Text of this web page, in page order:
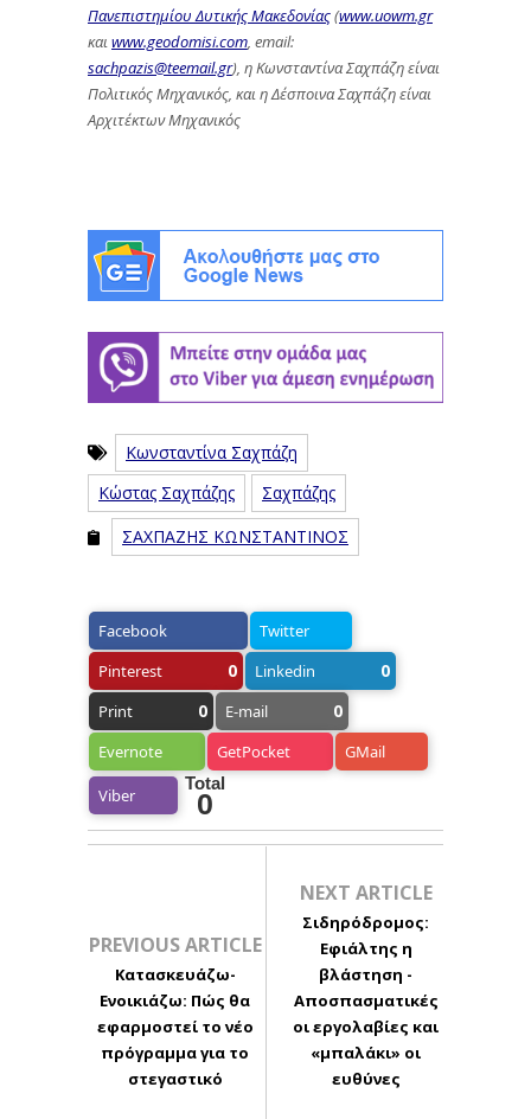
Πανεπιστημίου Δυτικής Μακεδονίας(www.uowm.gr
και www.geodomisi.com , email:
sachpazis@teemail.gr), η Κωνσταντίνα Σαχπάζη είναι
Πολιτικός Μηχανικός, και η Δέσποινα Σαχπάζη είναι
Αρχιτέκτων Μηχανικός
Κωνσταντίνα Σαχπάζη
Κώστας Σαχπάζης
Σαχπάζης
ΣΑΧΠΑΖΗΣ ΚΩΝΣΤΑΝΤΙΝΟΣ
Facebook
Twitter
Pinterest
0 Linkedin 0
Print 0 E-mail 0
Evernote GetPocket GMail
Viber
Total
0
PREVIOUS ARTICLE
Κατασκευάζω-
Eνοικιάζω: Πώς θα
εφαρμοστεί το νέο
πρόγραμμα για το
στεγαστικό
NEXT ARTICLE
Σιδηρόδρομος:
Εφιάλτης η
βλάστηση -
Αποσπασματικές
οι εργολαβίες και
«μπαλάκι» οι
ευθύνες